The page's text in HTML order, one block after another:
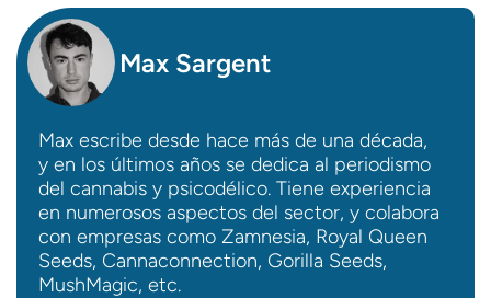
Max Sargent
Max escribe desde hace más de una década,
y en los últimos años se dedica al periodismo
del cannabis y psicodélico. Tiene experiencia
en numerosos aspectos del sector, y colabora
con empresas como Zamnesia, Royal Queen
Seeds, Cannaconnection, Gorilla Seeds,
MushMagic, etc.